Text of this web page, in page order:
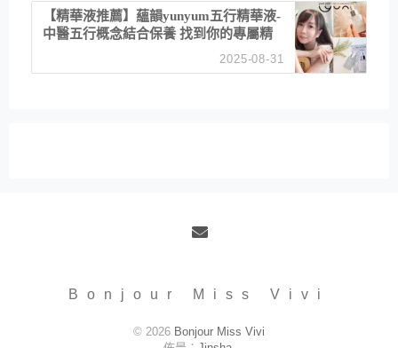
【精華液推薦】蘊韻yunyum五行精華液-
中醫五行概念結合保養 找到你的專屬精
華！ 水㊀土㊀就選「潤・賦精華」維持
2025-08-31
Bonjour Miss Vivi
© 2026 Bonjour Miss Vivi